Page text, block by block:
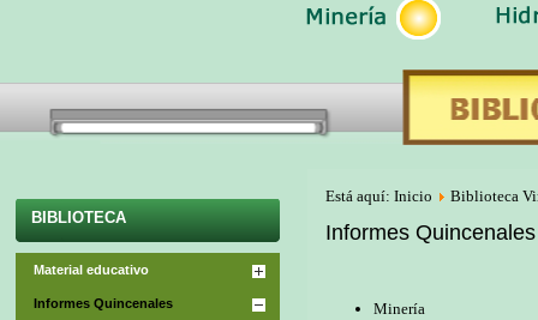
BIBLIOTECA
Material educativo
Informes Quincenales
Está aquí: Inicio Biblioteca
Informes Quincenales
Minería